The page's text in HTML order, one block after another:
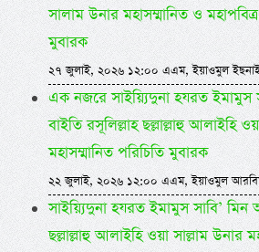
সালাম উনার মহাসম্মানিত ও
মুবারক
২৭ জুলাই, ২০২৬ ১২:০০ এএম, ইয়াওমুল
এক নজরে সাইয়্যিদুনা হযরত ইমামুস
বাইতি রসূলিল্লাহ ছল্লাল্লাহু আলাইহি
মহাসম্মানিত পরিচিতি মুবারক
২২ জুলাই, ২০২৬ ১২:০০ এএম, ইয়াওমুল
সাইয়্যিদুনা হযরত ইমামুস সাবি’ মিন
ছল্লাল্লাহু আলাইহি ওয়া সাল্লাম উনার